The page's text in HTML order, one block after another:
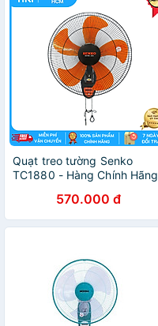
Quạt treo tường Senko
TC1880 - Hàng Chính Hãng
570.000 đ